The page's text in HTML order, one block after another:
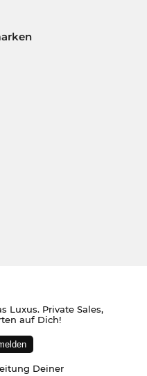
Luxus. Private Sales,
auf Dich!
Deiner